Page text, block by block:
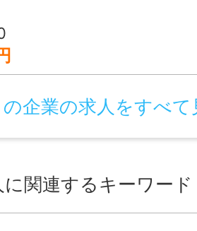
の企業の求人をすべて
に関連するキーワード